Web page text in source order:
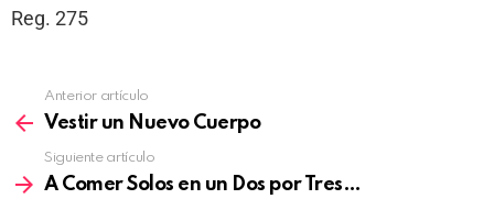
Reg. 275
Anterior artículo
Vestir un Nuevo Cuerpo
Siguiente artículo
A Comer Solos en un Dos por Tres…